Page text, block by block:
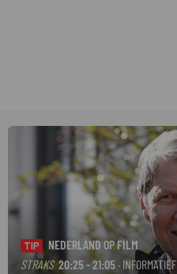
TIP
NEDERLAND OP FILM
STRAKS 20:25 - 21:05 · INFORMATIEF